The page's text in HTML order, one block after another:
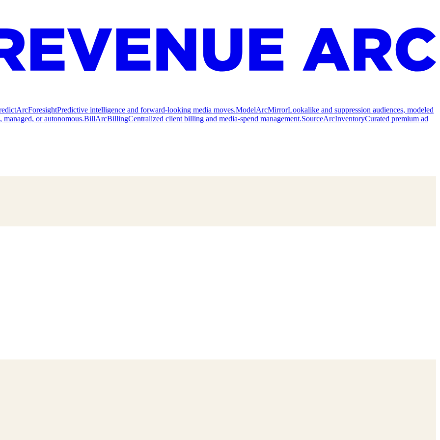
ArcForesightPredictive intelligence and forward-looking media moves.ModelArcMirrorLookalike and suppression audiences, modeled
or autonomous.BillArcBillingCentralized client billing and media-spend management.SourceArcInventoryCurated premium ad